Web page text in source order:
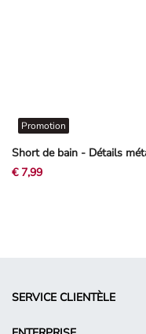
Promotion
€ 7,99
SERVICE CLIENTÈLE